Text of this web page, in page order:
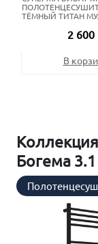
ТЁМНЫЙ ТИТАН
2 600
В
Богема 3.1